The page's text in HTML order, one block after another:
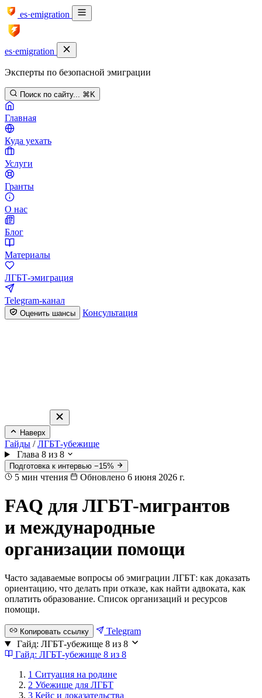
es·emigration
es·emigration
Эксперты по безопасной эмиграции
Поиск по сайту... ⌘K
Главная
Куда уехать
Услуги
Гранты
О нас
Блог
Материалы
ЛГБТ-эмиграция
Telegram-канал
Оценить шансы Консультация
Наверх
Гайды / ЛГБТ-убежище
Глава 8 из 8
Подготовка к интервью −15%
5 мин чтения Обновлено 6 июня 2026 г.
FAQ для ЛГБТ-мигрантов
и международные
организации помощи
Часто задаваемые вопросы об эмиграции ЛГБТ: как доказать
ориентацию, что делать при отказе, как найти адвоката, как
оплатить образование. Список организаций и ресурсов
помощи.
Копировать ссылку
Telegram
Гайд: ЛГБТ-убежище 8 из 8
Гайд: ЛГБТ-убежище 8 из 8
1 Ситуация на родине
2 Убежище для ЛГБТ
3 Кейс и доказательства